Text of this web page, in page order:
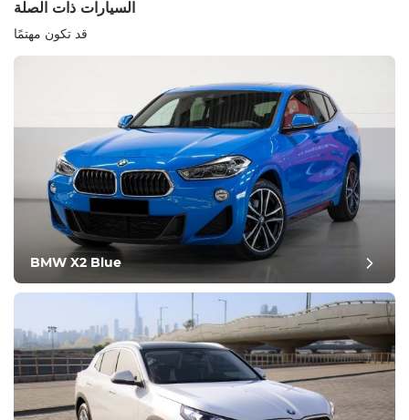
معدات
التحكم في المناخ
يقود
السيارات ذات الصلة
قد تكون مهتمًا
BMW X2 Blue